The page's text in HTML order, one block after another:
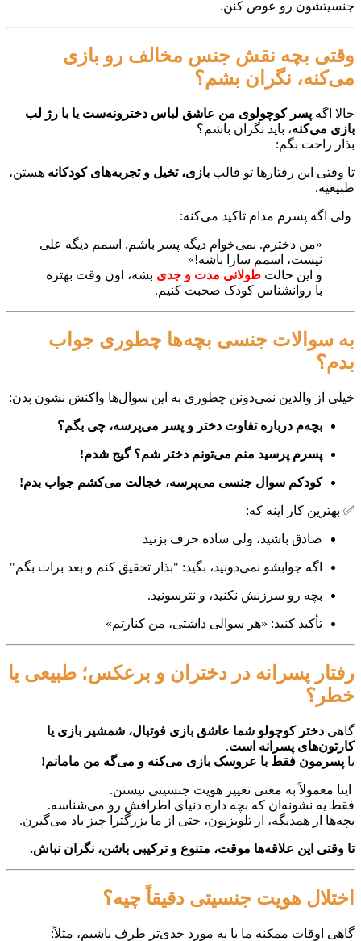
جنسیتشون رو عوض کنن.
وقتی بچه نقش جنس مخالف رو بازی
می‌کنه، نگران بشم؟
حالا اگه پسر کوچولوی من عاشق لباس دخترونه‌ست یا با رژ لب
بازی می‌کنه، باید نگران باشم؟
بذار راحت بگم:
تا وقتی این رفتارها تو قالب بازی، تخیل و تجربه‌های کودکانه هستن،
طبیعیه.
ولی اگه پسرم مدام تاکید می‌کنه:
«من دخترم. نمی‌خوام دیگه پسر باشم. اسمم دیگه علی
نیست، اسمم سارا باشه!»
و این حالت طولانی‌ مدت و جدی بشه، اون وقت بهتره
با روانشناس کودک صحبت کنیم.
به سوالات جنسی بچه‌ها چطوری جواب
بدم؟
خیلی از والدین نمی‌دونن چطوری به این سوال‌ها واکنش نشون بدن:
بچه‌م درباره تفاوت دختر و پسر می‌پرسه، چی بگم؟
پسرم پرسید منم می‌تونم دختر شم؟ گیج شدم!
کودکم سوال جنسی می‌پرسه، خجالت می‌کشم جواب بدم!
✅ بهترین کار اینه که:
صادق باشید، ولی ساده حرف بزنید
اگه جوابشو نمی‌دونید، بگید: "بذار تحقیق کنم و بعد برات بگم"
بچه رو سرزنش نکنید، و نترسونید.
تأکید کنید: «هر سوالی داشتی، من کنارتم»
رفتار پسرانه در دختران و برعکس؛ طبیعی یا
خطر؟
گاهی دختر کوچولو شما عاشق بازی فوتبال، شمشیر بازی یا
کارتون‌های پسرانه است.
یا پسرمون فقط با عروسک بازی می‌کنه و می‌گه من مامانم!
اینا معمولاً به معنی تغییر هویت جنسیتی نیستن.
فقط یه نشونه‌ان که بچه داره دنیای اطرافش رو می‌شناسه.
بچه‌ها از همدیگه، از تلویزیون، حتی از ما بزرگترا چیز یاد می‌گیرن.
تا وقتی این علاقه‌ها موقت، متنوع و ترکیبی باشن، نگران نباش.
اختلال هویت جنسیتی دقیقاً چیه؟
گاهی اوقات ممکنه ما با یه مورد جدی‌تر طرف باشیم، مثلاً: